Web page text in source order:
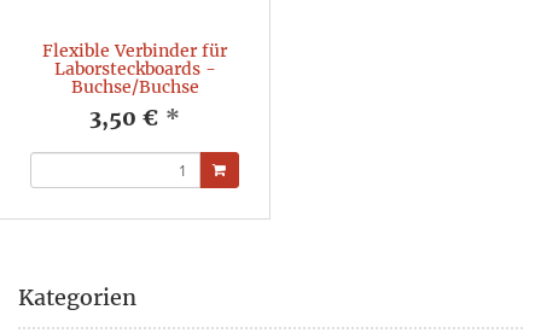
Flexible Verbinder für
Laborsteckboards -
Buchse/Buchse
3,50 € *
Kategorien